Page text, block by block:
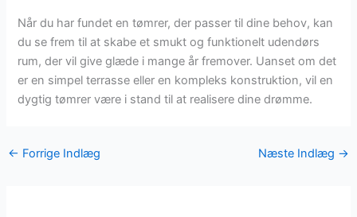
Når du har fundet en tømrer, der passer til dine behov, kan
du se frem til at skabe et smukt og funktionelt udendørs
rum, der vil give glæde i mange år fremover. Uanset om det
er en simpel terrasse eller en kompleks konstruktion, vil en
dygtig tømrer være i stand til at realisere dine drømme.
← Forrige Indlæg Næste Indlæg →